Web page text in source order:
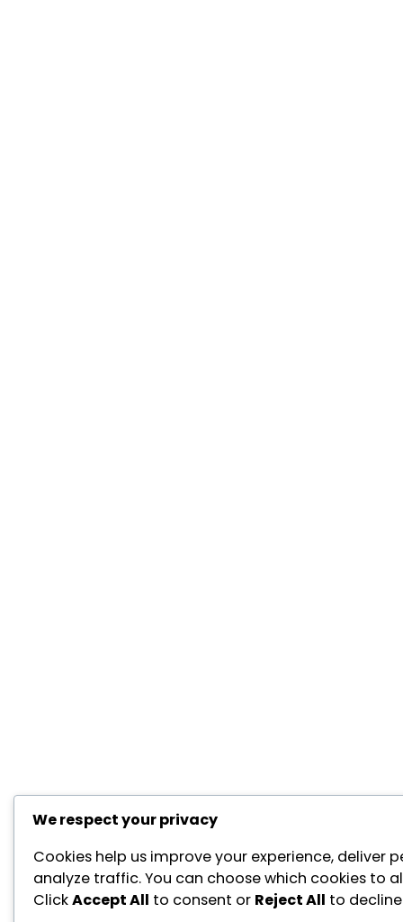
We respect your privacy
Cookies help us improve your experience, deliver
analyze traffic. You can choose which cookies to
ClickAccept All to consent or Reject All to